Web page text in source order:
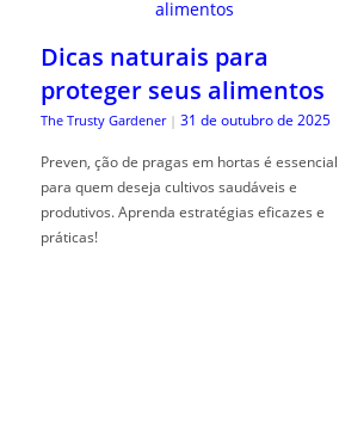
Dicas naturais para
proteger seus alimentos
The Trusty Gardener | 31 de outubro de 2025
Preven, ção de pragas em hortas é essencial
para quem deseja cultivos saudáveis e
produtivos. Aprenda estratégias eficazes e
práticas!